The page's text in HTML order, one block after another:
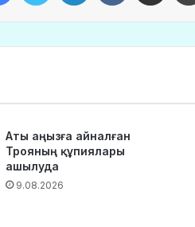
Аты аңызға айналған
Трояның құпиялары
ашылуда
9.08.2026